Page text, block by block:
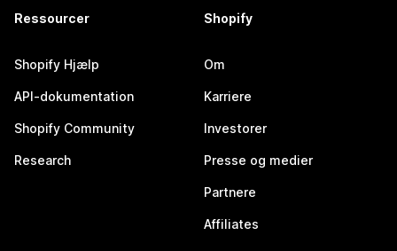
Ressourcer
Shopify Hjælp
API-dokumentation
Shopify Community
Research
Shopify
Om
Karriere
Investorer
Presse og medier
Partnere
Affiliates